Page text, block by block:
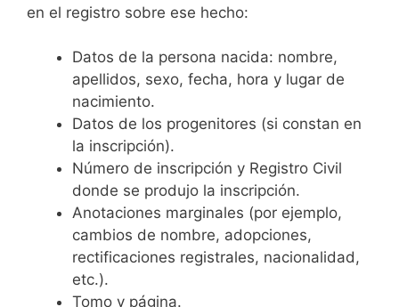
en el registro sobre ese hecho:
Datos de la persona nacida: nombre,
apellidos, sexo, fecha, hora y lugar de
nacimiento.
Datos de los progenitores (si constan en
la inscripción).
Número de inscripción y Registro Civil
donde se produjo la inscripción.
Anotaciones marginales (por ejemplo,
cambios de nombre, adopciones,
rectificaciones registrales, nacionalidad,
etc.).
Tomo y página.